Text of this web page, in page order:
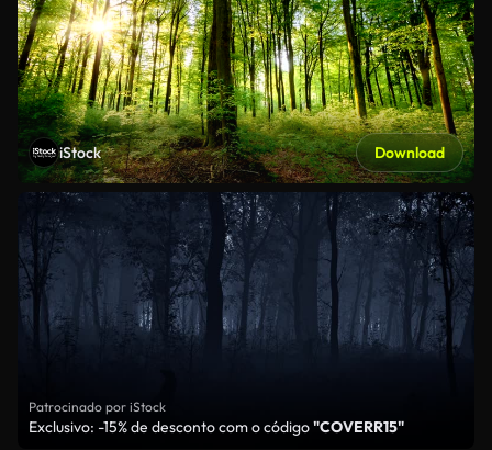
iStock Download
Patrocinado por iStock
Exclusivo: -15% de desconto com o código"COVERR15"